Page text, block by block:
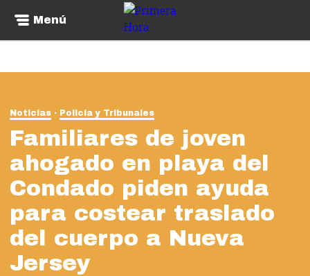
Menú
Noticias Policía y Tribunales
Familiares de joven
ahogado en playa del
Condado piden ayuda
para costear traslado
del cuerpo a Nueva
Jersey